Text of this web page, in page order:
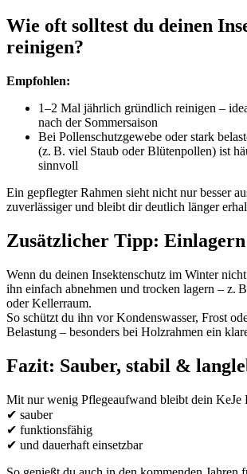
Wie oft solltest du deinen
reinigen?
Empfohlen:
1–2 Mal jährlich gründlich reinigen –
nach der Sommersaison
Bei Pollenschutzgewebe oder stark
(z. B. viel Staub oder Blütenpollen) ist
sinnvoll
Ein gepflegter Rahmen sieht nicht nur besser
zuverlässiger und bleibt dir deutlich länger
Zusätzlicher Tipp:
Wenn du deinen Insektenschutz im Winter
ihn einfach abnehmen und trocken lagern – z.
oder Kellerraum.
So schützt du ihn vor Kondenswasser, Frost
Belastung – besonders bei Holzrahmen ein
Fazit: Sauber, stabil &
Mit nur wenig Pflegeaufwand bleibt dein KeJe
✔ sauber
✔ funktionsfähig
✔ und dauerhaft einsetzbar